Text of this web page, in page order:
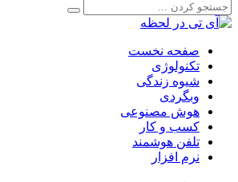
صفحه نخست
تکنولوژی
شیوه زندگی
وبگردی
هوش مصنوعی
کسب و کار
تلفن هوشمند
نرم افزار